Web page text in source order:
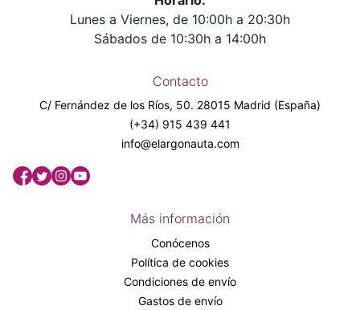
Lunes a Viernes, de 10:00h a 20:30h
Sábados de 10:30h a 14:00h
Contacto
C/ Fernández de los Ríos, 50. 28015 Madrid (España)
(+34) 915 439 441
info@elargonauta.com
Más información
Conócenos
Política de cookies
Condiciones de envío
Gastos de envío